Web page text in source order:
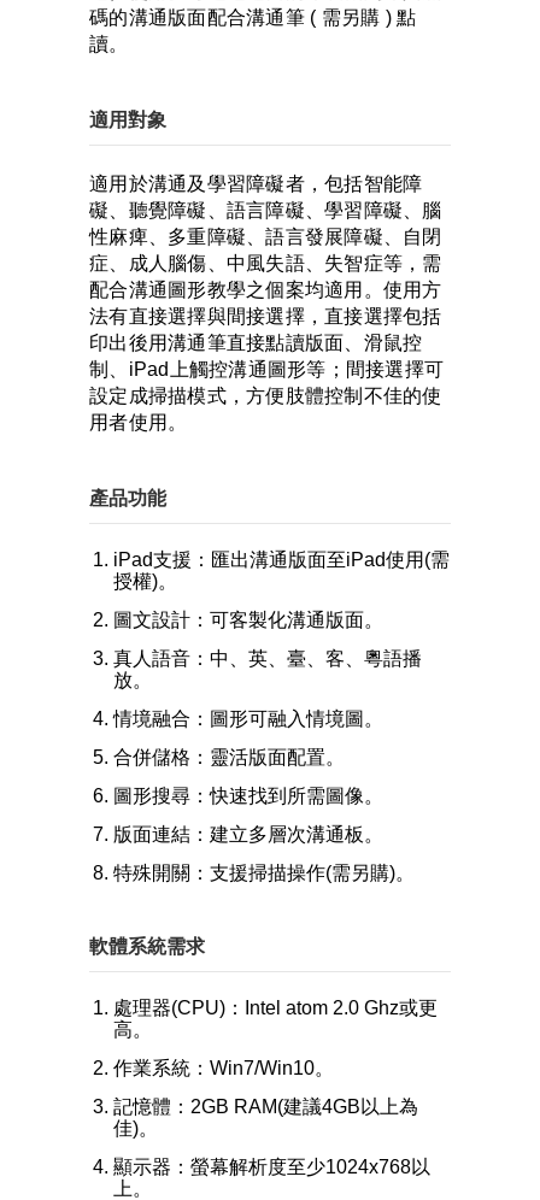
碼的溝通版面配合溝通筆 ( 需另購 ) 點
讀。
適用對象
適用於溝通及學習障礙者，包括智能障
礙、聽覺障礙、語言障礙、學習障礙、腦
性麻痺、多重障礙、語言發展障礙、自閉
症、成人腦傷、中風失語、失智症等，需
配合溝通圖形教學之個案均適用。使用方
法有直接選擇與間接選擇，直接選擇包括
印出後用溝通筆直接點讀版面、滑鼠控
制、iPad上觸控溝通圖形等；間接選擇可
設定成掃描模式，方便肢體控制不佳的使
用者使用。
產品功能
iPad支援：匯出溝通版面至iPad使用(需
授權)。
圖文設計：可客製化溝通版面。
真人語音：中、英、臺、客、粵語播
放。
情境融合：圖形可融入情境圖。
合併儲格：靈活版面配置。
圖形搜尋：快速找到所需圖像。
版面連結：建立多層次溝通板。
特殊開關：支援掃描操作(需另購)。
軟體系統需求
處理器(CPU)：Intel atom 2.0 Ghz或更
高。
作業系統：Win7/Win10。
記憶體：2GB RAM(建議4GB以上為
佳)。
顯示器：螢幕解析度至少1024x768以
上。